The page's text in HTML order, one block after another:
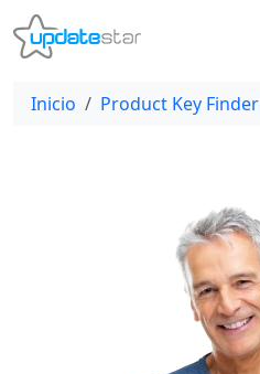
Inicio Product Key Finder